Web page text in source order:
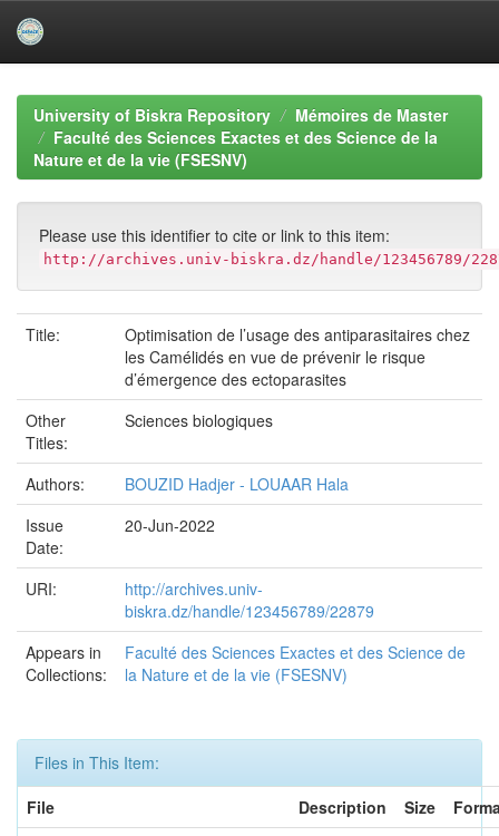
navigationUniversity of Biskra Repository
Mémoires de Master
Faculté des Sciences Exactes et des Science de la
Nature et de la vie (FSESNV)
Please use this identifier to cite or link to this item:
http://archives.univ-biskra.dz/handle/123456789/
Title:
Optimisation de l’usage des antiparasitaires chez
les Camélidés en vue de prévenir le risque
d’émergence des ectoparasites
Other
Titles:
Sciences biologiques
Authors:
BOUZID Hadjer - LOUAAR Hala
Issue
Date:
20-Jun-2022
URI:
http://archives.univ-
biskra.dz/handle/123456789/22879
Appears in
Collections:
Faculté des Sciences Exactes et des Science de
la Nature et de la vie (FSESNV)
Files in This Item:
File
Description Size